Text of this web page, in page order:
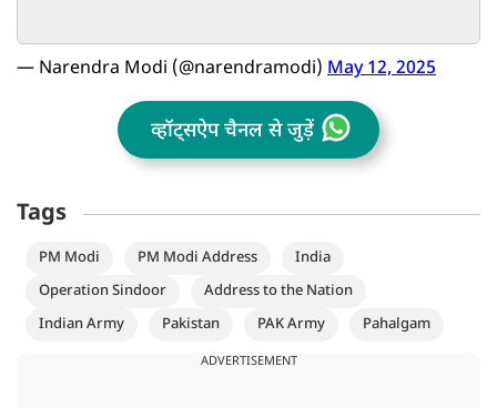
— Narendra Modi (@narendramodi) May 12, 2025
व्हॉट्सऐप चैनल से जुड़ें
Tags
PM Modi PM Modi Address
India
Operation Sindoor
Address to the Nation
Indian Army
Pakistan PAK Army Pahalgam
ADVERTISEMENT